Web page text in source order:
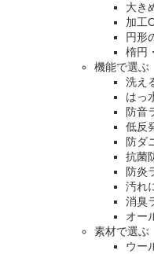
大き
加工
円形
楕円
機能で選ぶ
洗え
はっ
防音
低反
防ダ
抗菌
防炎
汚れ
消臭
オー
素材で選ぶ
ウー